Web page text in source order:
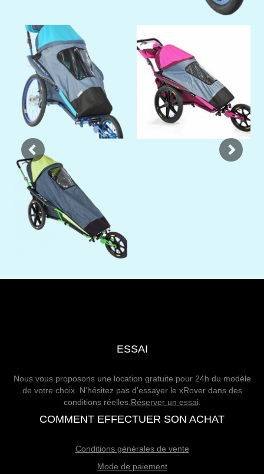
Previous Next
ESSAI
Nous vous proposons une location gratuite pour 24h du modèle
de votre choix. N’hésitez pas d’essayer le xRover dans des
conditions réelles. Réserver un essai
COMMENT EFFECTUER SON ACHAT
Conditions générales de vente
Mode de paiement